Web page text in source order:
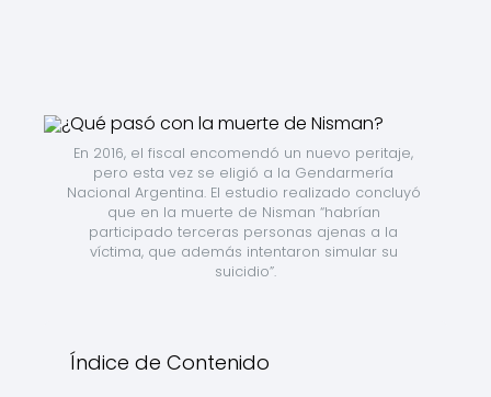
En 2016, el fiscal encomendó un nuevo peritaje,
pero esta vez se eligió a la Gendarmería
Nacional Argentina. El estudio realizado concluyó
que en la muerte de Nisman “habrían
participado terceras personas ajenas a la
víctima, que además intentaron simular su
suicidio”.
Índice de Contenido